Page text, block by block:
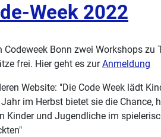
Week 2022
Bonn zwei Workshops
frei. Hier geht es zurAnmeldung
Website: "Die Code Week lädt
im Herbst bietet sie die
und Jugendliche im